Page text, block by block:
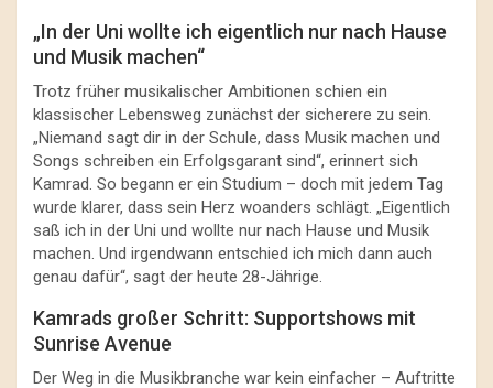
„In der Uni wollte ich eigentlich nur nach Hause
und Musik machen“
Trotz früher musikalischer Ambitionen schien ein
klassischer Lebensweg zunächst der sicherere zu sein.
„Niemand sagt dir in der Schule, dass Musik machen und
Songs schreiben ein Erfolgsgarant sind“, erinnert sich
Kamrad. So begann er ein Studium – doch mit jedem Tag
wurde klarer, dass sein Herz woanders schlägt. „Eigentlich
saß ich in der Uni und wollte nur nach Hause und Musik
machen. Und irgendwann entschied ich mich dann auch
genau dafür“, sagt der heute 28-Jährige.
Kamrads großer Schritt: Supportshows mit
Sunrise Avenue
Der Weg in die Musikbranche war kein einfacher – Auftritte